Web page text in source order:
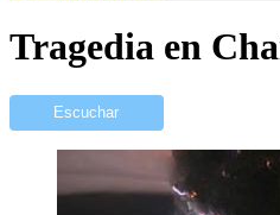
Tragedia en
Escuchar